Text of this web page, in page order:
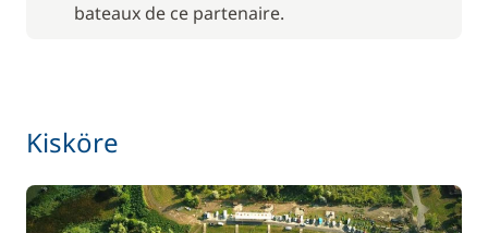
bateaux de ce partenaire.
Kisköre